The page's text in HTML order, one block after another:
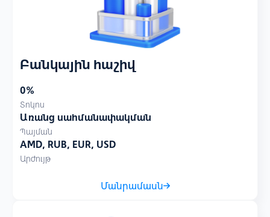
Բանկային հաշիվ
0%
Տոկոս
Առանց սահմանափակման
Պայման
AMD, RUB, EUR, USD
Արժույթ
Մանրամասն